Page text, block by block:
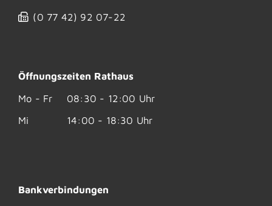
(0 77 42) 92 07-22
Öffnungszeiten Rathaus
Mo - Fr
08:30 - 12:00 Uhr
Mi
14:00 - 18:30 Uhr
Bankverbindungen